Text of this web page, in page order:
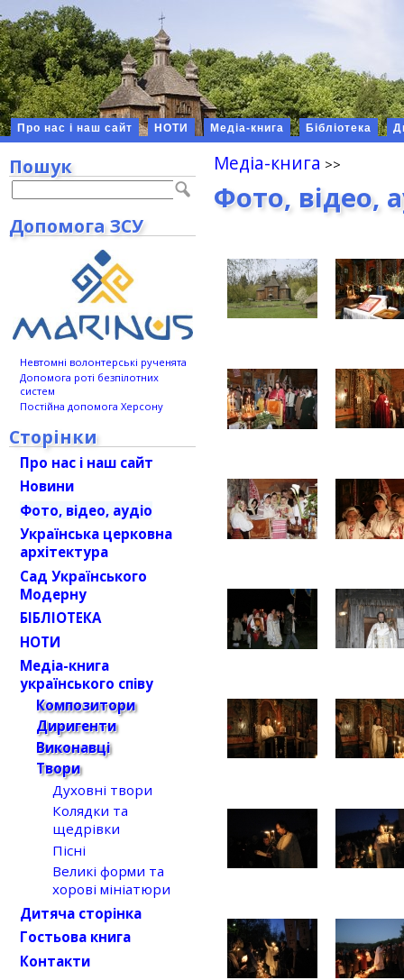
Про нас і наш сайт НОТИ Медіа-книга Бібліотека
Медіа-книга
Фото, відео,
Пошук
Допомога ЗСУ
Невтомні волонтерські рученята
Допомога роті безпілотних
систем
Постійна допомога Херсону
Сторінки
Про нас і наш сайт
Новини
Фото, відео, аудіо
Українська церковна
архітектура
Сад Українського
Модерну
БІБЛІОТЕКА
НОТИ
Медіа-книга
українського співу
Композитори
Диригенти
Виконавці
Твори
Духовні твори
Колядки та
щедрівки
Пісні
Великі форми та
хорові мініатюри
Дитяча сторінка
Гостьова книга
Контакти